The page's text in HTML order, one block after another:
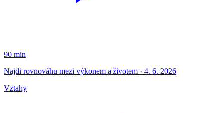
90 min
Najdi rovnováhu mezi výkonem a životem · 4. 6. 2026
Vztahy